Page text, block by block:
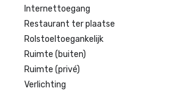
Internettoegang
Restaurant ter plaatse
Rolstoeltoegankelijk
Ruimte (buiten)
Ruimte (privé)
Verlichting